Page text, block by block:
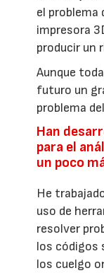
el problema
impresora
producir un
Aunque
futuro un
problema
Han
para el
un poco
He
uso de
resolver
los códigos
los cuelgo